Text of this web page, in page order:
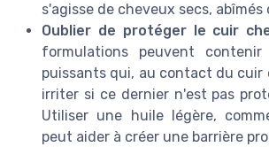
s'agisse de cheveux secs, abîmés
Oublier de protéger le cuir
formulations peuvent
puissants qui, au contact du cuir
irriter si ce dernier n'est pas
Utiliser une huile légère,
peut aider à créer une barrière